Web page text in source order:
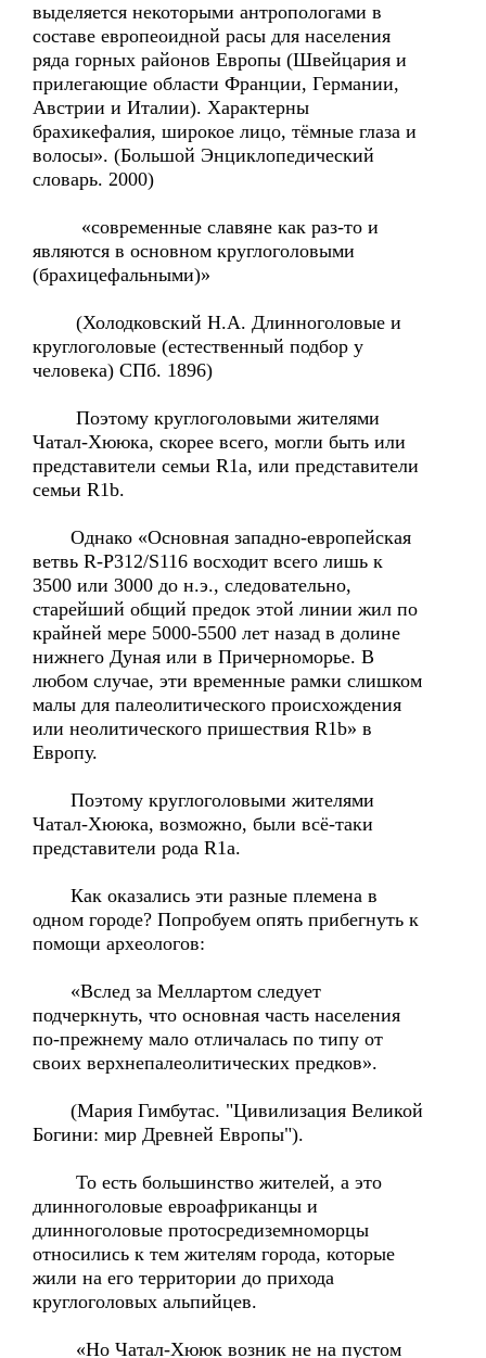
выделяется некоторыми антропологами в
составе европеоидной расы для населения
ряда горных районов Европы (Швейцария и
прилегающие области Франции, Германии,
Австрии и Италии). Характерны
брахикефалия, широкое лицо, тёмные глаза и
волосы». (Большой Энциклопедический
словарь. 2000)
«современные славяне как раз-то и
являются в основном круглоголовыми
(брахицефальными)»
(Холодковский Н.А. Длинноголовые и
круглоголовые (естественный подбор у
человека) СПб. 1896)
Поэтому круглоголовыми жителями
Чатал-Хююка, скорее всего, могли быть или
представители семьи R1a, или представители
семьи R1b.
Однако «Основная западно-европейская
ветвь R-P312/S116 восходит всего лишь к
3500 или 3000 до н.э., следовательно,
старейший общий предок этой линии жил по
крайней мере 5000-5500 лет назад в долине
нижнего Дуная или в Причерноморье. В
любом случае, эти временные рамки слишком
малы для палеолитического происхождения
или неолитического пришествия R1b» в
Европу.
Поэтому круглоголовыми жителями
Чатал-Хююка, возможно, были всё-таки
представители рода R1a.
Как оказались эти разные племена в
одном городе? Попробуем опять прибегнуть к
помощи археологов:
«Вслед за Меллартом следует
подчеркнуть, что основная часть населения
по-прежнему мало отличалась по типу от
своих верхнепалеолитических предков».
(Мария Гимбутас. "Цивилизация Великой
Богини: мир Древней Европы").
То есть большинство жителей, а это
длинноголовые евроафриканцы и
длинноголовые протосредиземноморцы
относились к тем жителям города, которые
жили на его территории до прихода
круглоголовых альпийцев.
«Но Чатал-Хююк возник не на пустом